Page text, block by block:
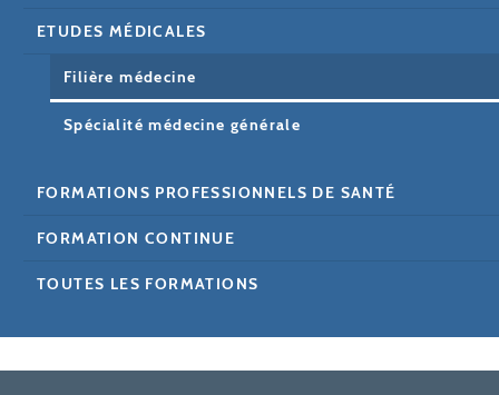
ETUDES MÉDICALES
Filière médecine
Spécialité médecine générale
FORMATIONS PROFESSIONNELS DE SANTÉ
FORMATION CONTINUE
TOUTES LES FORMATIONS